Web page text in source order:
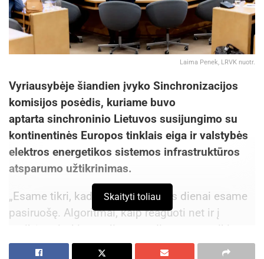
Laima Penek, LRVK nuotr.
Vyriausybėje šiandien įvyko Sinchronizacijos
komisijos posėdis, kuriame buvo
aptarta sinchroninio Lietuvos susijungimo su
kontinentinės Europos tinklais eiga ir valstybės
elektros energetikos sistemos infrastruktūros
atsparumo užtikrinimas.
„Esame tikri, kad sinchronizacijos dienai esame
pasiruošę. Algoritmai, kaip reaguoti net ir į
netikėtus įvykius, galimus gedimus ar sutrikimus,
taip pat paruošti. Galime užtikrinti, kad nė vienu
Skaityti toliau